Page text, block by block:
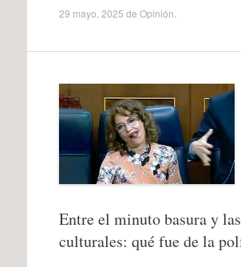
29 mayo, 2025 de Opinión
Entre el minuto basura y
culturales: qué fue de la